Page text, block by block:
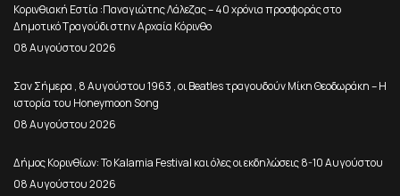
Κορινθιακή Εστία :Παναγιώτης Λάλεζας – 40 χρόνια προσφοράς στο
Δημοτικό Τραγούδι στην Αρχαία Κόρινθο
08 Αυγούστου 2026
Σαν Σήμερα , 8 Αυγούστου 1963 , οι Beatles τραγουδούν Μίκη Θεοδωράκη – Η
ιστορία του Honeymoon Song
08 Αυγούστου 2026
Δήμος Κορινθίων: Το Kalamia Festival και όλες οι εκδηλώσεις 8-10 Αυγούστου
08 Αυγούστου 2026